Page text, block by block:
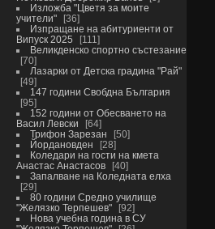
Изложба "Цветя за моите
учители"
36
Изпращане на абитуриенти от
Випуск 2025
111
Великденско спортно състезание
70
Лазарки от Детска градина "Рай"
49
147 години Свобдна България
95
152 години от Обесването на
Васил Левски
64
Трифон Зарезан
50
Йордановден
28
Коледари на гости на кмета
Анастас Анастасов
40
Запалване на Коледната елха
29
80 години Средно училище
"Желязко Терпешев"
92
Нова учебна година в СУ